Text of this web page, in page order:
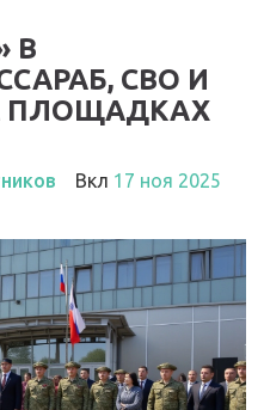
В
СВО И
ПЛОЩАДКАХ
Вкл 17 ноя 2025